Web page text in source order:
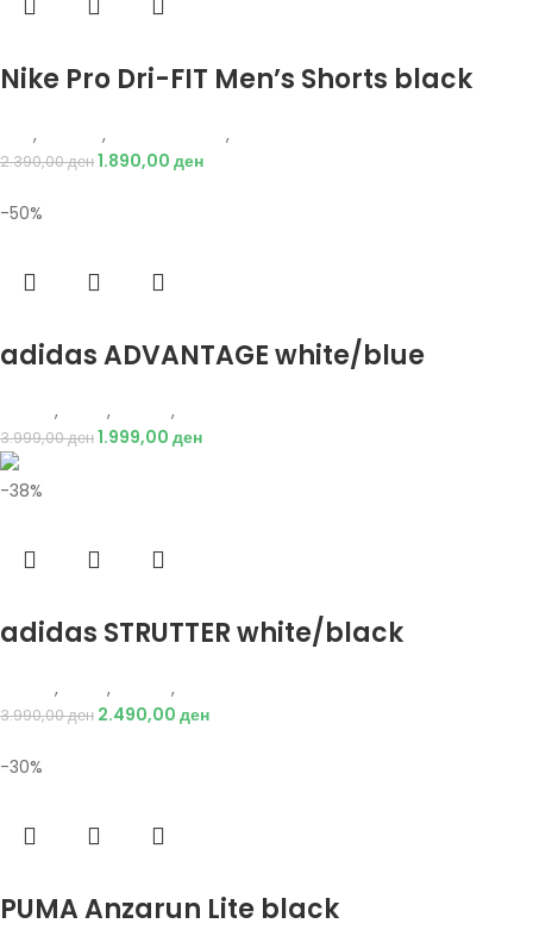
Nike Pro Dri-FIT Men’s Shorts black
, , ,
2.390,00ден1.890,00 ден
-50%
adidas ADVANTAGE white/blue
, , ,
3.999,00ден1.999,00 ден
-38%
adidas STRUTTER white/black
, , ,
3.990,00ден 2.490,00 ден
-30%
PUMA Anzarun Lite black